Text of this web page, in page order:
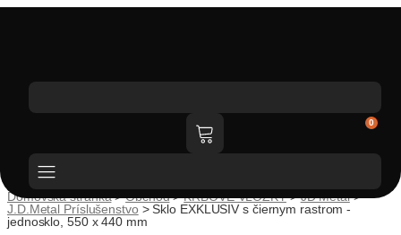
0
Domovská stránka>Obchod>KRBOVÉ VLOŽKY>JD Metal>
J.D.Metal Príslušenstvo>Sklo EXKLUSIV s čiernym rastrom -
jednosklo, 550 x 440 mm